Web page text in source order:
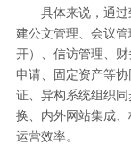
具体来说，通
建公文管理、会议
开）、信访管理、
申请、固定资产等
证、异构系统组织
换、内外网站集成
运营效率。